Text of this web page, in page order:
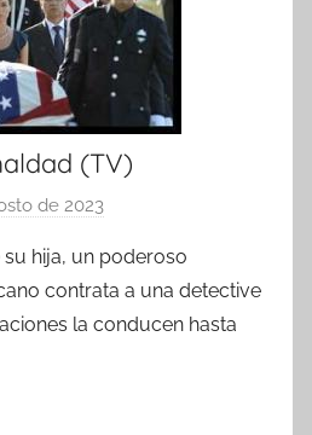
(TV)
de 2023
r
hija, un poderoso
contrata a una detective
la conducen hasta